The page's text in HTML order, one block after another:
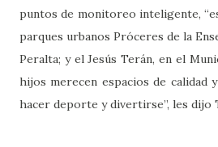
puntos de monitoreo inteligente,
parques urbanos Próceres de la
Peralta; y el Jesús Terán, en el
hijos merecen espacios de calidad
hacer deporte y divertirse”, les dijo